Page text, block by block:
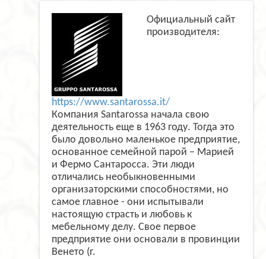
Официальный сайт
производителя:
https://www.santarossa.it/
Компания Santarossa начала свою
деятельность еще в 1963 году. Тогда это
было довольно маленькое предприятие,
основанное семейной парой – Марией
и Фермо Сантаросса. Эти люди
отличались необыкновенными
организаторскими способностями, но
самое главное - они испытывали
настоящую страсть и любовь к
мебельному делу. Свое первое
предприятие они основали в провинции
Венето (г.